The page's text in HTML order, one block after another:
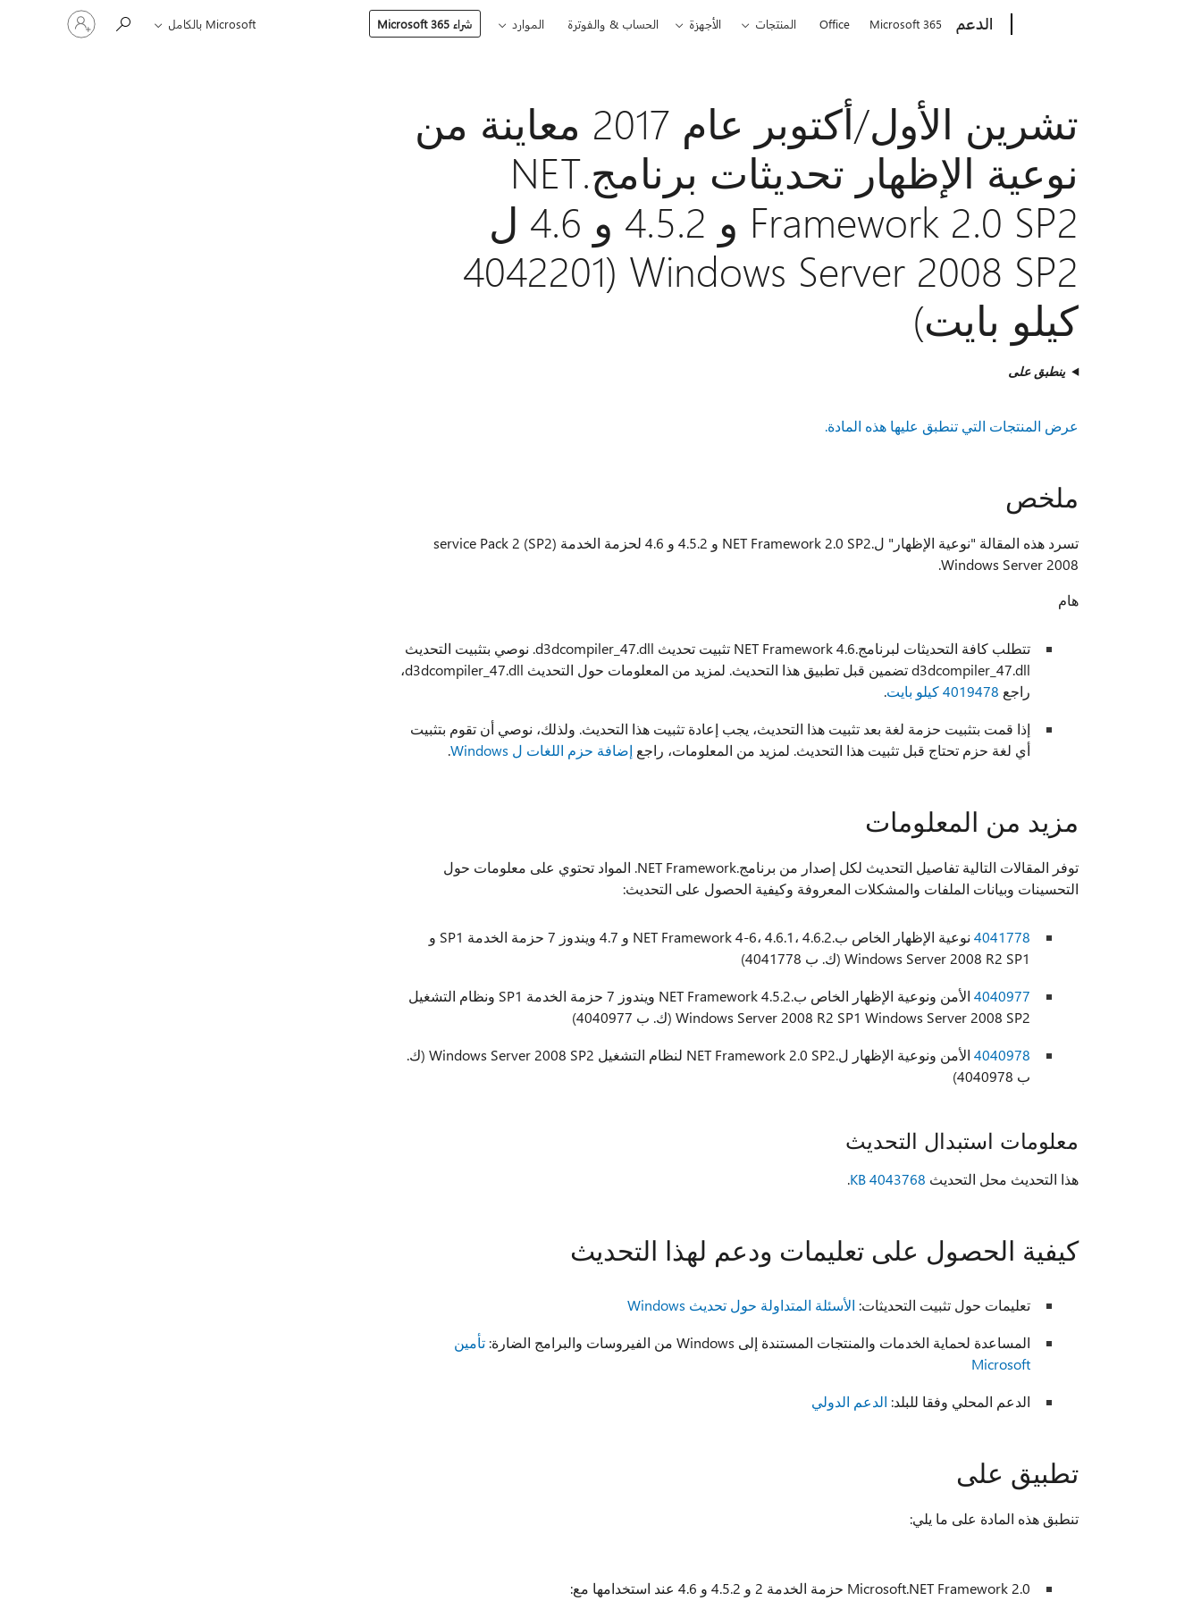
الدعم Microsoft 365
Office المنتجات الأجهزة الحساب & والفوترة الموارد شراء Microsoft 365 Microsoft بالكامل
تسجيل
الدخول
إلى
تشرين الأول/أكتوبر عام 2017 معاينة من
نوعية الإظهار تحديثات برنامج.NET
Framework 2.0 SP2 و 4.5.2 و 4.6 ل
Windows Server 2008 SP2 (4042201
كيلو بايت)
ينطبق على
عرض المنتجات التي تنطبق عليها هذه المادة.
ملخص
تسرد هذه المقالة "نوعية الإظهار" ل.NET Framework 2.0 SP2 و 4.5.2 و 4.6 لحزمة الخدمة service Pack 2 (SP2)
Windows Server 2008.
هام
تتطلب كافة التحديثات لبرنامج.NET Framework 4.6 تثبيت تحديث d3dcompiler_47.dll. نوصي بتثبيت التحديث
d3dcompiler_47.dll تضمين قبل تطبيق هذا التحديث. لمزيد من المعلومات حول التحديث d3dcompiler_47.dll،
راجع 4019478 كيلو بايت
.
إذا قمت بتثبيت حزمة لغة بعد تثبيت هذا التحديث، يجب إعادة تثبيت هذا التحديث. ولذلك، نوصي أن تقوم بتثبيت
أي لغة حزم تحتاج قبل تثبيت هذا التحديث. لمزيد من المعلومات، راجع إضافة حزم اللغات ل Windows .
مزيد من المعلومات
توفر المقالات التالية تفاصيل التحديث لكل إصدار من برنامج.NET Framework. المواد تحتوي على معلومات حول
التحسينات وبيانات الملفات والمشكلات المعروفة وكيفية الحصول على التحديث:
4041778
نوعية الإظهار الخاص ب.NET Framework 4-6، 4.6.1، 4.6.2 و 4.7 ويندوز 7 حزمة الخدمة SP1 و
Windows Server 2008 R2 SP1 (ك. ب 4041778)
4040977
الأمن ونوعية الإظهار الخاص ب.NET Framework 4.5.2 ويندوز 7 حزمة الخدمة SP1 ونظام التشغيل
Windows Server 2008 R2 SP1 Windows Server 2008 SP2 (ك. ب 4040977)
4040978
الأمن ونوعية الإظهار ل.NET Framework 2.0 SP2 لنظام التشغيل Windows Server 2008 SP2 (ك.
ب 4040978)
معلومات استبدال التحديث
هذا التحديث محل التحديث KB 4043768
.
كيفية الحصول على تعليمات ودعم لهذا التحديث
تعليمات حول تثبيت التحديثات: الأسئلة المتداولة حول تحديث Windows
المساعدة لحماية الخدمات والمنتجات المستندة إلى Windows من الفيروسات والبرامج الضارة:
تأمين
Microsoft
الدعم المحلي وفقا للبلد: الدعم الدولي
تطبيق على
تنطبق هذه المادة على ما يلي:
Microsoft.NET Framework 2.0 حزمة الخدمة 2 و 4.5.2 و 4.6 عند استخدامها مع: